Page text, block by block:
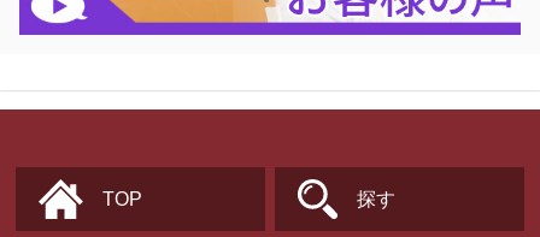
TOP 探す